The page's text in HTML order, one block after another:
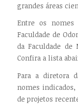
grandes áreas
Entre os nomes
Faculdade de
da Faculdade de
Confira a lista
Para a diretora
nomes
de projetos